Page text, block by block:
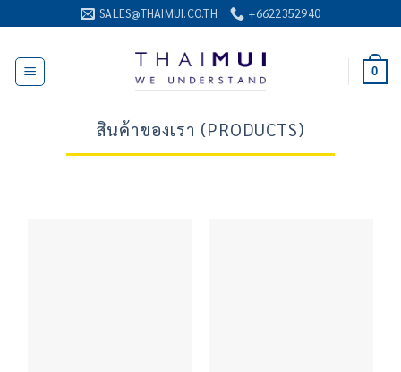
ไป
เนื้อหา
SALES@THAIMUI.CO.TH +6622352940
0
สินค้าของเรา (PRODUCTS)